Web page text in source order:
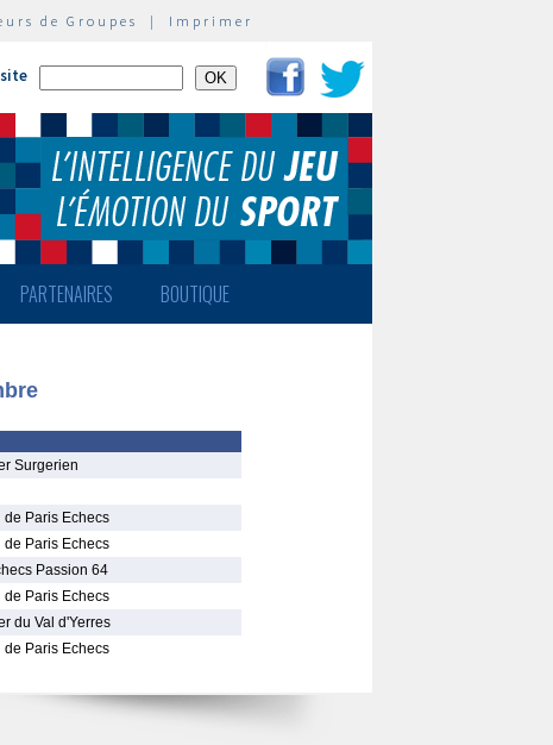
de Groupes | Imprimer
site
PARTENAIRES BOUTIQUE
Surgerien
de Paris Echecs
de Paris Echecs
Passion 64
de Paris Echecs
du Val d'Yerres
de Paris Echecs